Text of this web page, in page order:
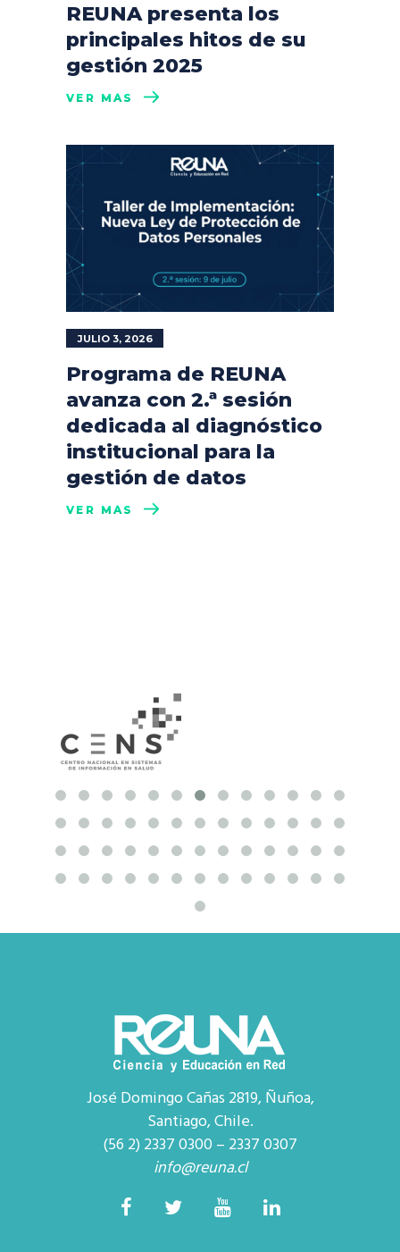
REUNA presenta los
principales hitos de su
gestión 2025
VER MÁS
JULIO 3, 2026
Programa de REUNA
avanza con 2.ª sesión
dedicada al diagnóstico
institucional para la
gestión de datos
VER MÁS
José Domingo Cañas 2819, Ñuñoa,
Santiago, Chile.
(56 2) 2337 0300 – 2337 0307
info@reuna.cl